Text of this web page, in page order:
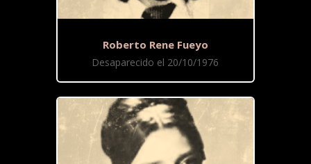
Roberto Rene Fueyo
Desaparecido el 20/10/1976